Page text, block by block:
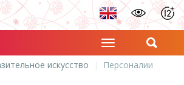
искусство Персоналии